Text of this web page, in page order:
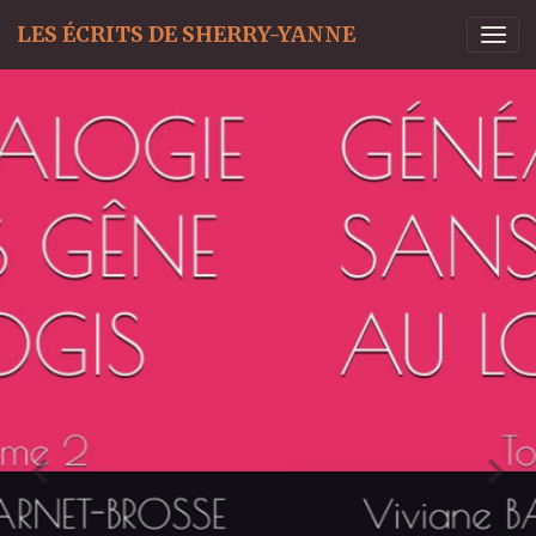
LES ÉCRITS DE SHERRY-YANNE